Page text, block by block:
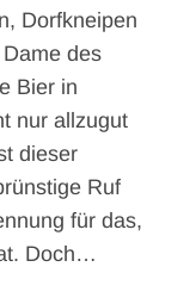
Dorfkneipen
des
Bier in
nur allzugut
dieser
Ruf
für das,
Doch…